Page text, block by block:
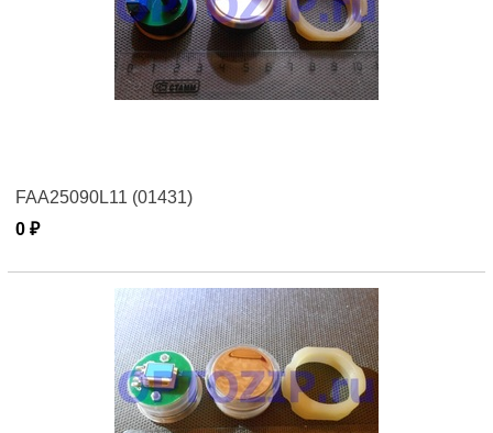
FAA25090L11 (01431)
0 ₽